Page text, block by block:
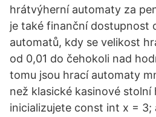
hrátvýherní automaty za
je také finanční dostupnost
automatů, kdy se velikost
od 0,01 do čehokoli nad
tomu jsou hrací automaty
než klasické kasinové stolní
inicializujete const int x = 3;